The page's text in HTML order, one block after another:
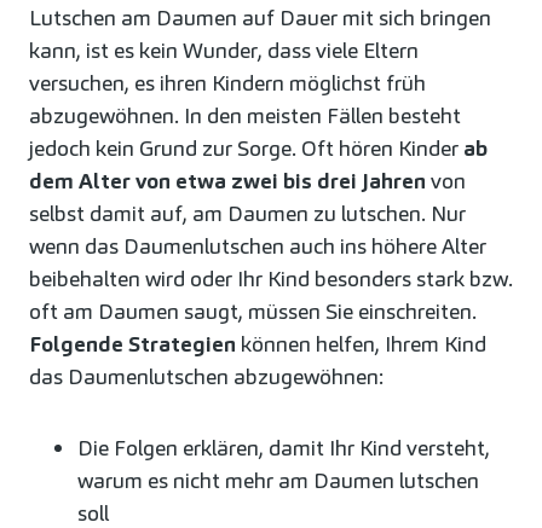
Lutschen am Daumen auf Dauer mit sich bringen
kann, ist es kein Wunder, dass viele Eltern
versuchen, es ihren Kindern möglichst früh
abzugewöhnen. In den meisten Fällen besteht
jedoch kein Grund zur Sorge. Oft hören Kinder ab
dem Alter von etwa zwei bis drei Jahren von
selbst damit auf, am Daumen zu lutschen. Nur
wenn das Daumenlutschen auch ins höhere Alter
beibehalten wird oder Ihr Kind besonders stark bzw.
oft am Daumen saugt, müssen Sie einschreiten.
Folgende Strategien können helfen, Ihrem Kind
das Daumenlutschen abzugewöhnen:
Die Folgen erklären, damit Ihr Kind versteht,
warum es nicht mehr am Daumen lutschen
soll